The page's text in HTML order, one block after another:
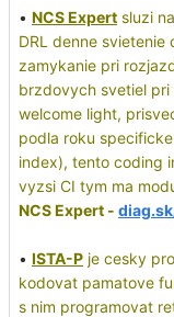
• NCS Expert sluzi
DRL denne svietenie
zamykanie pri
brzdovych svetiel pri
welcome light,
podla roku
index), tento coding
vyzsi CI tym ma
NCS Expert -
• ISTA-P je cesky
kodovat pamatove
s nim programovat